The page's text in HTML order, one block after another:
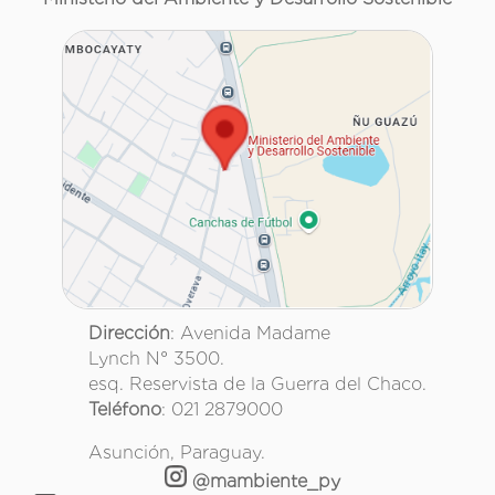
Dirección: Avenida Madame
Lynch N° 3500.
esq. Reservista de la Guerra del Chaco.
Teléfono: 021 2879000
Asunción, Paraguay.
@mambiente_py